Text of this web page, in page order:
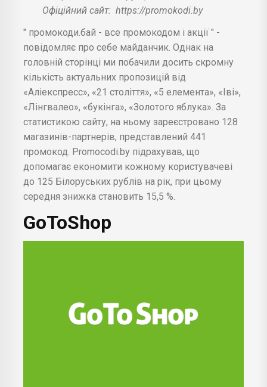
Офіційний сайт: https://promokodi.by
" промокоди.бай - все промокодом і акції " -
повідомляє про себе майданчик. Однак на
головній сторінці ми побачили досить скромну
кількість актуальних пропозицій від
«Аліекспресс», «21 століття», «5 елемента», «Іві»,
«Лінгвалео», «букінга», «Золотого яблука». За
статистикою сайту, на ньому зареєстровано 128
магазинів-партнерів, представлений 441
промокод. Promocodi.by підрахував, що
допомагає економити кожному користувачеві
до 125 Білоруських рублів на рік, при цьому
середня знижка становить 15,5 %.
GoToShop